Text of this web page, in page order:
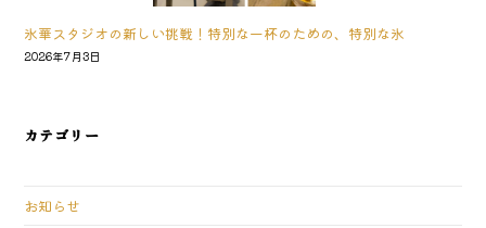
氷華スタジオの新しい挑戦！特別な一杯のための、特別な氷
2026年7月3日
カテゴリー
お知らせ